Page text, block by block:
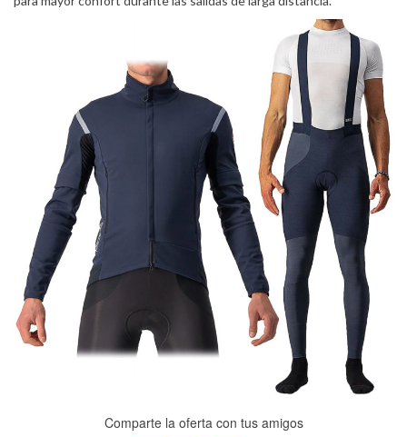
Comparte la oferta con tus amigos